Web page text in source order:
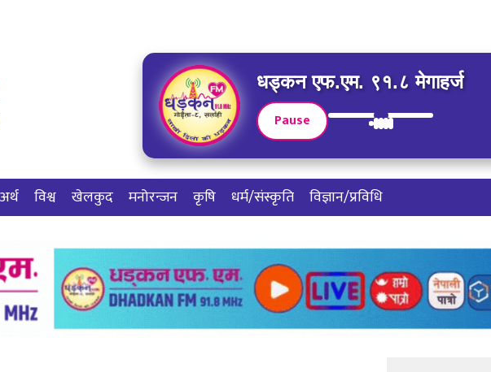
धड्कन एफ.एम. ९१.८ मेगाहर्ज
Pause
अर्थ विश्व खेलकुद मनोरन्जन कृषि धर्म/संस्कृति
विज्ञान/प्रविधि